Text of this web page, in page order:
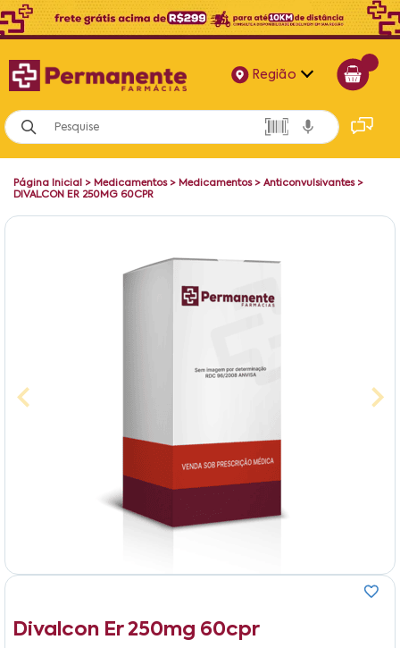
Região
Alagoas
Bahia
Página Inicial > Medicamentos> Medicamentos> Anticonvulsivantes>
DIVALCON ER 250MG 60CPR
Divalcon Er 250mg 60cpr